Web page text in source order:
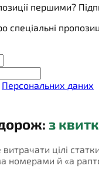
першими?
спеціальні
Персональних даних
з
цілі
номерами й «а